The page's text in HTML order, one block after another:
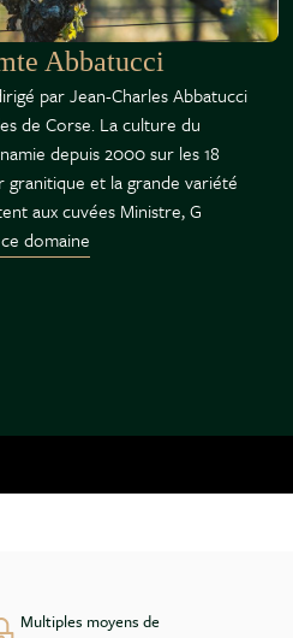
Abbatucci
par Jean-Charles Abbatucci
de Corse. La culture du
depuis 2000 sur les 18
et la grande variété
aux cuvées Ministre, G
domaine
Multiples moyens de